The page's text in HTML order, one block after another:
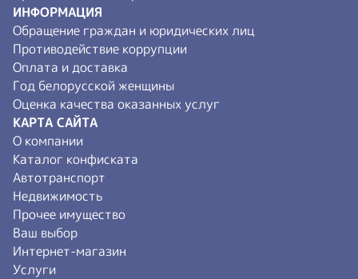
ИНФОРМАЦИЯ
Обращение граждан и юридических лиц
Противодействие коррупции
Оплата и доставка
Год белорусской женщины
Оценка качества оказанных услуг
КАРТА САЙТА
О компании
Каталог конфиската
Автотранспорт
Недвижимость
Прочее имущество
Ваш выбор
Интернет-магазин
Услуги